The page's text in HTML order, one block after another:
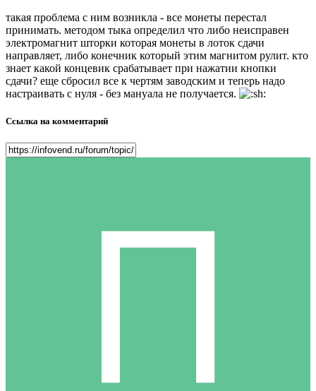
такая проблема с ним возникла - все монеты перестал
принимать. методом тыка определил что либо неисправен
электромагнит шторки которая монеты в лоток сдачи
направляет, либо конечник который этим магнитом рулит. кто
знает какой концевик срабатывает при нажатии кнопки
сдачи? еще сбросил все к чертям заводским и теперь надо
настраивать с нуля - без мануала не получается.
Ссылка на комментарий